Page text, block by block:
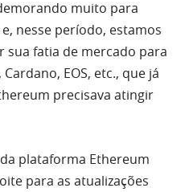
muito para
nesse período, estamos
fatia de mercado para
EOS, etc., que já
precisava atingir
plataforma Ethereum
para as atualizações